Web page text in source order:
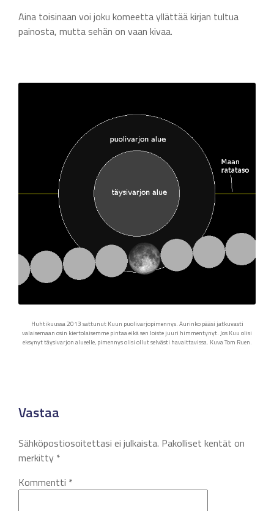
Aina toisinaan voi joku komeetta yllättää kirjan tultua
painosta, mutta sehän on vaan kivaa.
Huhtikuussa 2013 sattunut Kuun puolivarjopimennys. Aurinko pääsi jatkuvasti
valaisemaan osin kiertolaisemme pintaa eikä sen loiste juuri himmentynyt. Jos Kuu olisi
eksynyt täysivarjon alueelle, pimennys olisi ollut selvästi havaittavissa. Kuva Tom Ruen.
Vastaa
Sähköpostiosoitettasi ei julkaista. Pakolliset kentät on
merkitty *
Kommentti *